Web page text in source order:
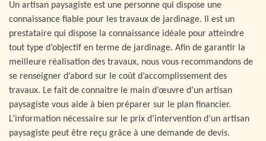
Un artisan paysagiste est une personne qui dispose une
connaissance fiable pour les travaux de jardinage. Il est un
prestataire qui dispose la connaissance idéale pour atteindre
tout type d’objectif en terme de jardinage. Afin de garantir la
meilleure réalisation des travaux, nous vous recommandons de
se renseigner d’abord sur le coût d’accomplissement des
travaux. Le fait de connaitre le main d’œuvre d’un artisan
paysagiste vous aide à bien préparer sur le plan financier.
L’information nécessaire sur le prix d’intervention d’un artisan
paysagiste peut être reçu grâce à une demande de devis.